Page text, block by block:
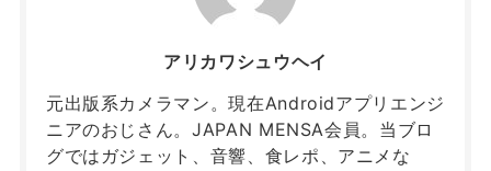
アリカワシュウヘイ
元出版系カメラマン。現在Androidアプリエンジ
ニアのおじさん。JAPAN MENSA会員。当ブロ
グではガジェット、音響、食レポ、アニメな